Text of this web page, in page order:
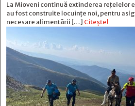
La Mioveni continuă extinderea rețelelor
au fost construite locuințe noi, pentru
necesare alimentării […] Citește!